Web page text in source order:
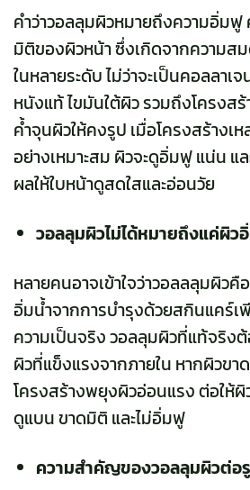
คำว่าวอลลุมผิวหมายถึงความอิ่มฟู
มิติของผิวหน้า ซึ่งเกิดจากความส
ในหลายระดับ ไม่ว่าจะเป็นคอลลาเ
หนังแท้ ไขมันใต้ผิว รวมถึงโครงส
ค้ำจุนผิวให้คงรูป เมื่อโครงสร้างเ
อย่างเหมาะสม ผิวจะดูอิ่มฟู แน่น แ
ผลให้ใบหน้าดูสดใสและอ่อนวัย
วอลลุมผิวไม่ได้หมายถึงแค่ผิว
หลายคนอาจเข้าใจว่าวอลลลุมผิว
อิ่มน้ำจากการบำรุงด้วยสกินแคร์เ
ความเป็นจริง วอลลุมผิวที่แท้จริง
ผิวที่แข็งแรงจากภายใน หากผิวขา
โครงสร้างพยุงผิวอ่อนแรง ต่อให้
ดูแบน ขาดมิติ และไม่อิ่มฟู
ความสำคัญของวอลลุมผิวต่อ